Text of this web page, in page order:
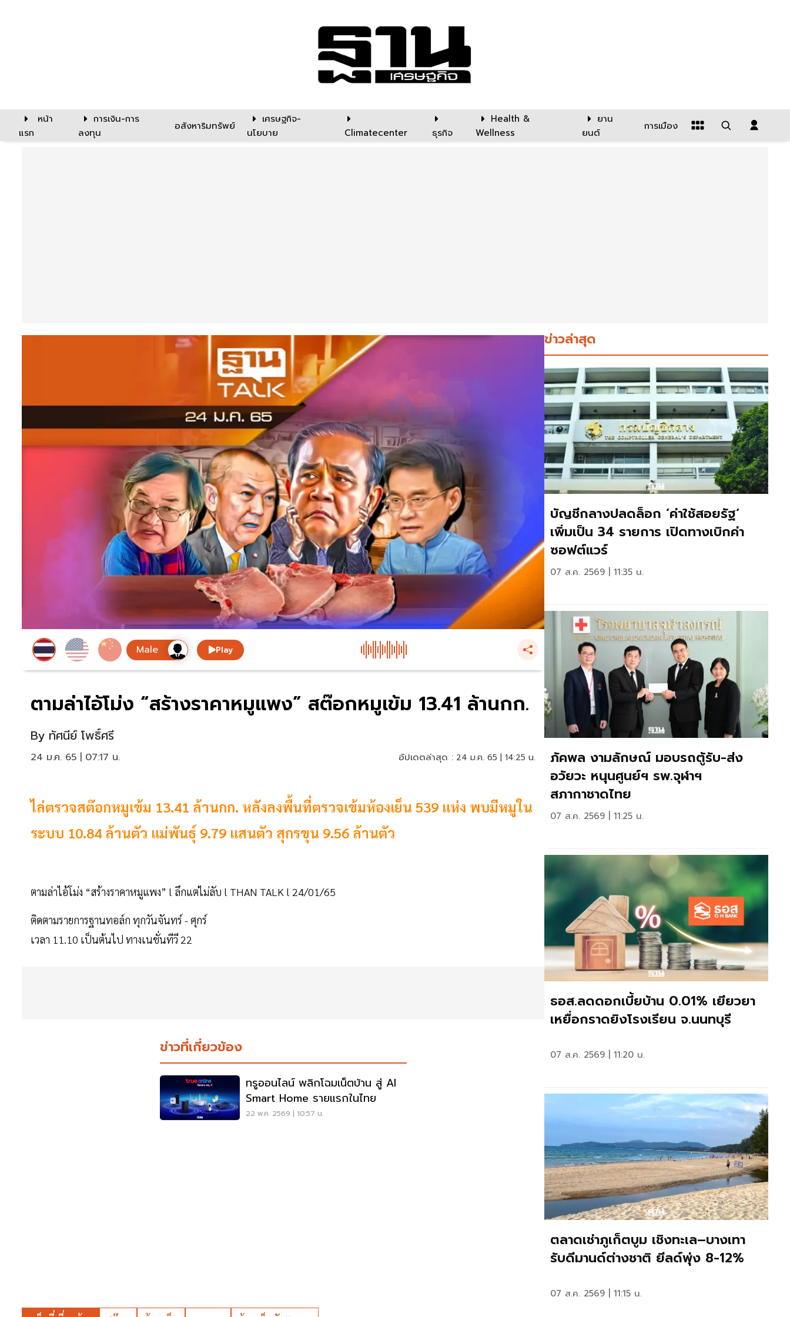
หน้า
แรก
การเงิน-การ
ลงทุน
อสังหาริมทรัพย์
เศรษฐกิจ-
นโยบาย
Climatecenter ธุรกิจ
Health &
Wellness
ยาน
ยนต์
การเมือง
Play
ตามล่าไอ้โม่ง “สร้างราคาหมูแพง” สต๊อกหมูเข้ม 13.41 ล้านกก.
By ทัศนีย์ โพธิ์ศรี
24 ม.ค. 65 | 07:17 น. อัปเดตล่าสุด : 24 ม.ค. 65 | 14:25 น.
ไล่ตรวจสต๊อกหมูเข้ม 13.41 ล้านกก. หลังลงพื้นที่ตรวจเข้มห้องเย็น 539 แห่ง พบมีหมูใน
ระบบ 10.84 ล้านตัว แม่พันธุ์ 9.79 แสนตัว สุกรขุน 9.56 ล้านตัว
ตามล่าไอ้โม่ง “สร้างราคาหมูแพง” l ลึกแต่ไม่ลับ l THAN TALK l 24/01/65
ติดตามรายการฐานทอล์ก ทุกวันจันทร์ - ศุกร์
เวลา 11.10 เป็นต้นไป ทางเนชั่นทีวี 22
ข่าวที่เกี่ยวข้อง
ทรูออนไลน์ พลิกโฉมเน็ตบ้าน สู่ AI
Smart Home รายแรกในไทย
22 พ.ค. 2569 | 10:57 น.
ข่าวล่าสุด
บัญชีกลางปลดล็อก ‘ค่าใช้สอยรัฐ‘
เพิ่มเป็น 34 รายการ เปิดทางเบิกค่า
ซอฟต์แวร์
07 ส.ค. 2569 | 11:35 น.
ภัคพล งามลักษณ์ มอบรถตู้รับ-ส่ง
อวัยวะ หนุนศูนย์ฯ รพ.จุฬาฯ
สภากาชาดไทย
07 ส.ค. 2569 | 11:25 น.
ธอส.ลดดอกเบี้ยบ้าน 0.01% เยียวยา
เหยื่อกราดยิงโรงเรียน จ.นนทบุรี
07 ส.ค. 2569 | 11:20 น.
ตลาดเช่าภูเก็ตบูม เชิงทะเล–บางเทา
รับดีมานด์ต่างชาติ ยีลด์พุ่ง 8-12%
07 ส.ค. 2569 | 11:15 น.